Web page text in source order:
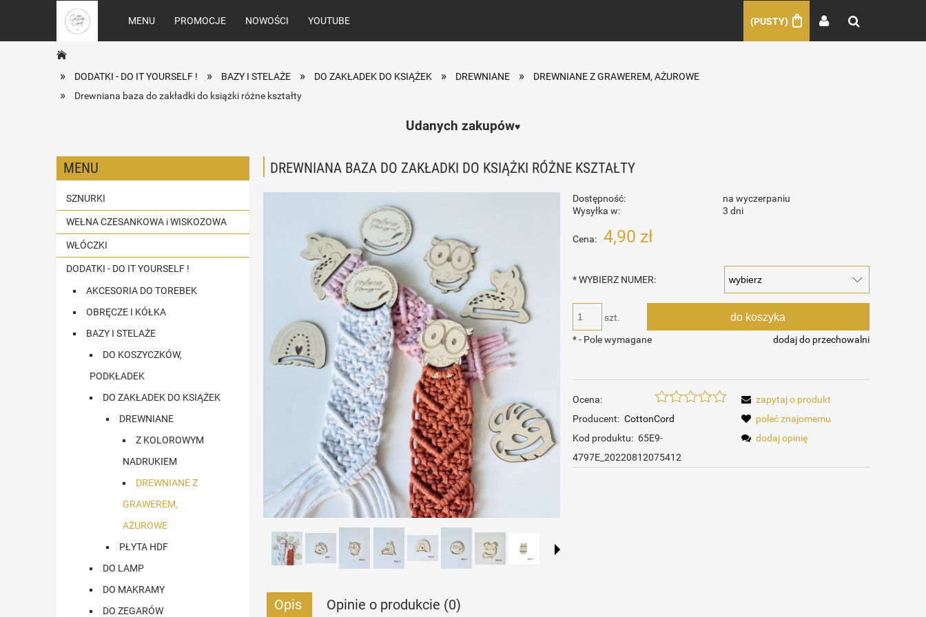
(PUSTY)
MENU PROMOCJE NOWOŚCI YOUTUBE
» DODATKI - DO IT YOURSELF ! » BAZY I STELAŻE » DO ZAKŁADEK DO KSIĄŻEK » DREWNIANE » DREWNIANE Z GRAWEREM, AŻUROWE
» Drewniana baza do zakładki do książki różne kształty
Udanych zakupów♥️
MENU
SZNURKI
WEŁNA CZESANKOWA i WISKOZOWA
WŁÓCZKI
DODATKI - DO IT YOURSELF !
AKCESORIA DO TOREBEK
OBRĘCZE I KÓŁKA
BAZY I STELAŻE
DO KOSZYCZKÓW,
PODKŁADEK
DO ZAKŁADEK DO KSIĄŻEK
DREWNIANE
Z KOLOROWYM
NADRUKIEM
DREWNIANE Z
GRAWEREM,
AŻUROWE
PŁYTA HDF
DO LAMP
DO MAKRAMY
DO ZEGARÓW
DREWNIANA BAZA DO ZAKŁADKI DO KSIĄŻKI RÓŻNE KSZTAŁTY
Dostępność:
na wyczerpaniu
Wysyłka w:
3 dni
Cena: 4,90 zł
*WYBIERZ NUMER:
szt. do koszyka
dodaj do przechowalni
*- Pole wymagane
Ocena:
Producent: CottonCord
Kod produktu: 65E9-
4797E_20220812075412
zapytaj o produkt
poleć znajomemu
dodaj opinię
Opis Opinie o produkcie (0)